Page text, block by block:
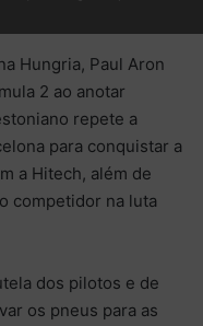
Hungria, Paul Aron
2 ao anotar
repete a
para conquistar a
a Hitech, além de
competidor na luta
dos pilotos e de
os pneus para as